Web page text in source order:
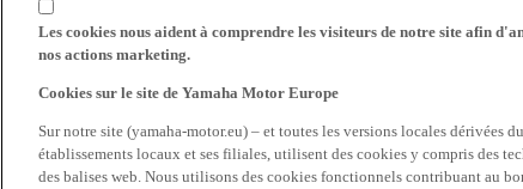
Les cookies nous aident à comprendre les visiteurs de notre site afin
nos actions marketing.
Cookies sur le site de Yamaha Motor Europe
Sur notre site (yamaha-motor.eu) – et toutes les versions locales dérivées
établissements locaux et ses filiales, utilisent des cookies y compris des
des balises web. Nous utilisons des cookies fonctionnels contribuant au